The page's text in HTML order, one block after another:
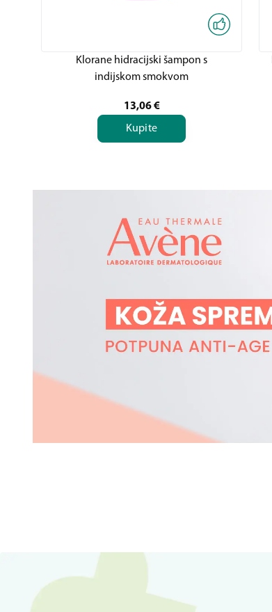
Klorane hidracijski šampon s
indijskom smokvom
13,06 €
Kupite